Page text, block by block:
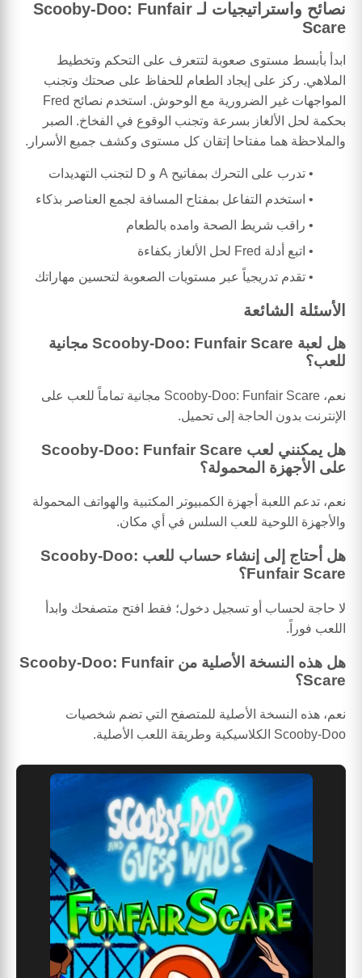
نصائح واستراتيجيات لـ Scooby-Doo: Funfair
Scare
ابدأ بأبسط مستوى صعوبة لتتعرف على التحكم وتخطيط
الملاهي. ركز على إيجاد الطعام للحفاظ على صحتك وتجنب
المواجهات غير الضرورية مع الوحوش. استخدم نصائح Fred
بحكمة لحل الألغاز بسرعة وتجنب الوقوع في الفخاخ. الصبر
والملاحظة هما مفتاحا إتقان كل مستوى وكشف جميع الأسرار.
تدرب على التحرك بمفاتيح A و D لتجنب التهديدات
استخدم التفاعل بمفتاح المسافة لجمع العناصر بذكاء
راقب شريط الصحة وامده بالطعام
اتبع أدلة Fred لحل الألغاز بكفاءة
تقدم تدريجياً عبر مستويات الصعوبة لتحسين مهاراتك
الأسئلة الشائعة
هل لعبة Scooby-Doo: Funfair Scare مجانية
للعب؟
نعم، Scooby-Doo: Funfair Scare مجانية تماماً للعب على
الإنترنت بدون الحاجة إلى تحميل.
هل يمكنني لعب Scooby-Doo: Funfair Scare
على الأجهزة المحمولة؟
نعم، تدعم اللعبة أجهزة الكمبيوتر المكتبية والهواتف المحمولة
والأجهزة اللوحية للعب السلس في أي مكان.
هل أحتاج إلى إنشاء حساب للعب Scooby-Doo:
Funfair Scare؟
لا حاجة لحساب أو تسجيل دخول؛ فقط افتح متصفحك وابدأ
اللعب فوراً.
هل هذه النسخة الأصلية من Scooby-Doo: Funfair
Scare؟
نعم، هذه النسخة الأصلية للمتصفح التي تضم شخصيات
Scooby-Doo الكلاسيكية وطريقة اللعب الأصلية.